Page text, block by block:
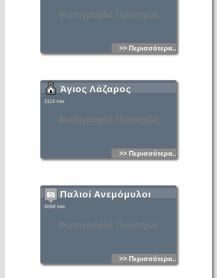
Φωτογραφίες Προσεχώς
>> Περισσότερα...
Φωτογραφίες Προσεχώς
Άγιος Λάζαρος
3116 hits
>> Περισσότερα...
Φωτογραφίες Προσεχώς
Παλιοί Ανεμόμυλοι
3088 hits
>> Περισσότερα...